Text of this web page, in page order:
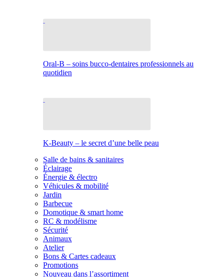
Oral-B – soins bucco-dentaires professionnels au
quotidien
K-Beauty – le secret d’une belle peau
Salle de bains & sanitaires
Éclairage
Énergie & électro
Véhicules & mobilité
Jardin
Barbecue
Domotique & smart home
RC & modélisme
Sécurité
Animaux
Atelier
Bons & Cartes cadeaux
Promotions
Nouveau dans l’assortiment